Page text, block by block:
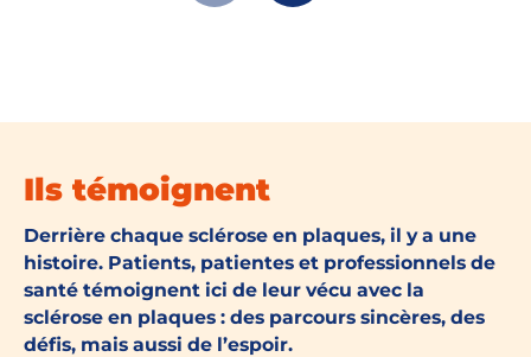
Ils témoignent
Derrière chaque sclérose en plaques, il y a une
histoire. Patients, patientes et professionnels de
santé témoignent ici de leur vécu avec la
sclérose en plaques : des parcours sincères, des
défis, mais aussi de l’espoir.